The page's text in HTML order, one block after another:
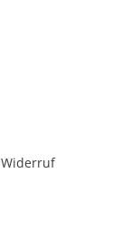
Widerruf